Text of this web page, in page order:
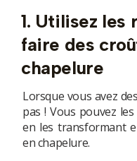
1. Utilisez les
faire des
chapelure
Lorsque vous avez
pas ! Vous pouvez
en les transformant
en chapelure.